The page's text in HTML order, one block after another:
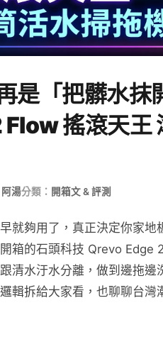
是「把髒水抹
搖滾天王
阿湯分類： 開箱文 & 評測
就夠用了，真正決定你家
箱的石頭科技 Qrevo Edge
清水汙水分離，做到邊拖
輯拆給大家看，也聊聊台